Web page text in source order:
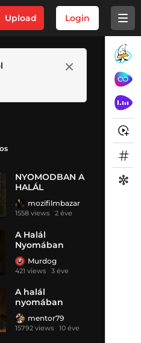
Upload Login
NYOMODBAN A
HALÁL
mozifilmbazar
1558 views 2 éve
A Halál
Nyomában
(2004)
Murdog
421 views 3 éve
A halál
nyomában
(Teljes film)
mentor79
15792 views 10 éve